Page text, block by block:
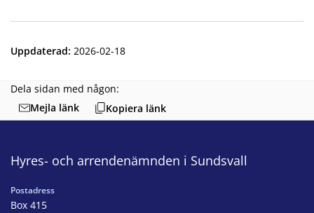
Uppdaterad: 2026-02-18
Dela sidan med någon:
Mejla länk
Kopiera länk
Hyres- och arrendenämnden i Sundsvall
Postadress
Box 415